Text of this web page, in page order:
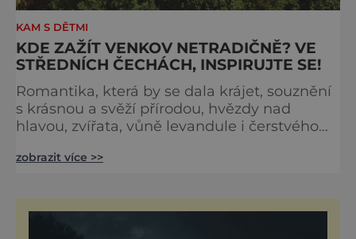
KAM S DĚTMI
KDE ZAŽÍT VENKOV NETRADIČNĚ? VE
STŘEDNÍCH ČECHÁCH, INSPIRUJTE SE!
Romantika, která by se dala krájet, souznění
s krásnou a svěží přírodou, hvězdy nad
hlavou, zvířata, vůně levandule i čerstvého
se vším komfortem, zkrátka pohádka! Kde ji
vybere každý. Kde zažít venkov netradičně?
zobrazit více >>